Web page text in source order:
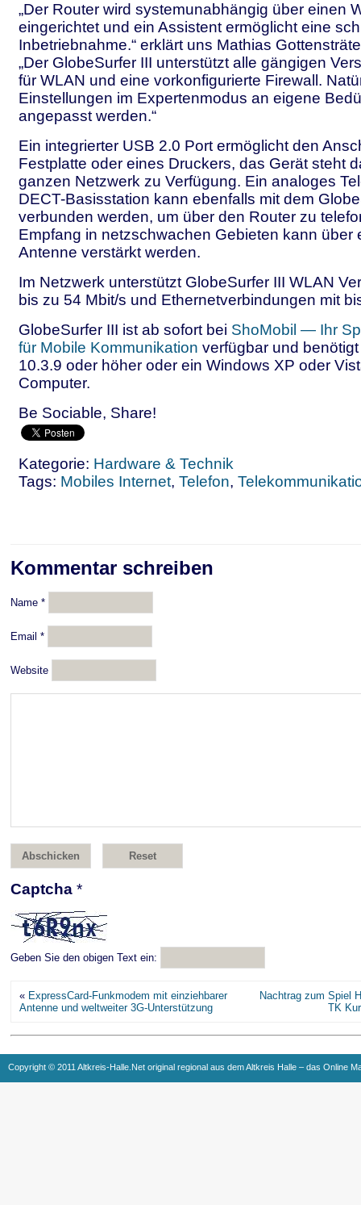
„Der Router wird systemunabhängig über einen
eingerichtet und ein Assistent ermöglicht eine
Inbetriebnahme.“ erklärt uns Mathias
„Der GlobeSurfer III unterstützt alle gängigen
für WLAN und eine vorkonfigurierte Firewall.
Einstellungen im Expertenmodus an eigene
angepasst werden.“
Ein integrierter USB 2.0 Port ermöglicht den
Festplatte oder eines Druckers, das Gerät steht
ganzen Netzwerk zu Verfügung. Ein analoges
DECT-Basisstation kann ebenfalls mit dem
verbunden werden, um über den Router zu
Empfang in netzschwachen Gebieten kann über
Antenne verstärkt werden.
Im Netzwerk unterstützt GlobeSurfer III WLAN
bis zu 54 Mbit/s und Ethernetverbindungen mit
GlobeSurfer III ist ab sofort bei ShoMobil — Ihr
für Mobile Kommunikation verfügbar und
10.3.9 oder höher oder ein Windows XP oder
Computer.
Be Sociable, Share!
Kategorie: Hardware & Technik
Tags: Mobiles Internet, Telefon,
Kommentar schreiben
Name *
Email *
Website
Captcha *
Geben Sie den obigen Text ein:
« ExpressCard-Funkmodem mit einziehbarer
Antenne und weltweiter 3G-Unterstützung
Nachtrag zum Spiel
TK
Copyright © 2011 Altkreis-Halle.Net original regional aus dem Altkreis Halle – das Online